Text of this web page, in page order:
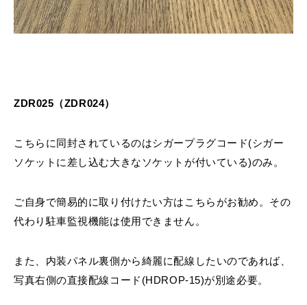
ZDR025（ZDR024）
こちらに同封されているのはシガープラグコード(シガー
ソケットに差し込む大きなソケットが付いている)のみ。
ご自身で簡易的に取り付けたい方はこちらがお勧め。その
代わり駐車監視機能は使用できません。
また、内装パネル裏側から綺麗に配線したいのであれば、
写真右側の直接配線コード(HDROP-15)が別途必要。